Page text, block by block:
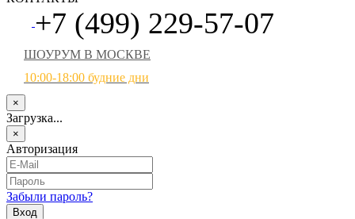
+7 (499) 229-57-07
ШОУРУМ В МОСКВЕ
10:00-18:00 будние дни
×
Загрузка...
×
Авторизация
Забыли пароль?